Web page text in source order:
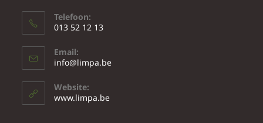
Telefoon:
013 52 12 13
Email:
info@limpa.be
Website:
www.limpa.be